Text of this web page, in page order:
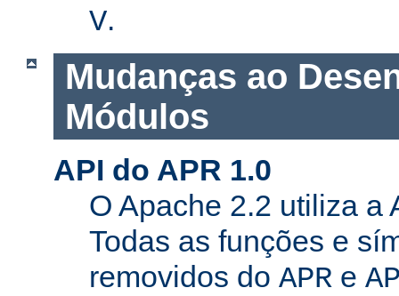
V.
Mudanças ao
Módulos
API do APR 1.0
O Apache 2.2 utiliza a
Todas as funções e
removidos do APR e